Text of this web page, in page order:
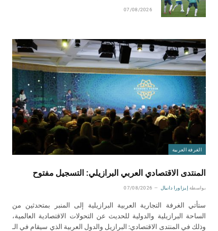
07/08/2026
الغرفة العربية
المنتدى الاقتصادي العربي البرازيلي: التسجيل مفتوح
بواسطة إيزاورا دانيال 07/08/2026
ستأتي الغرفة التجارية العربية البرازيلية إلى المنبر بمتحدثين من
الساحة البرازيلية والدولية للحديث عن التحولات الاقتصادية العالمية،
وذلك في المنتدى الاقتصادي: البرازيل والدول العربية الذي سيقام في الـ